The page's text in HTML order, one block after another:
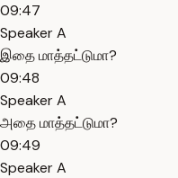
09:47
Speaker A
இதை மாத்தட்டுமா?
09:48
Speaker A
அதை மாத்தட்டுமா?
09:49
Speaker A